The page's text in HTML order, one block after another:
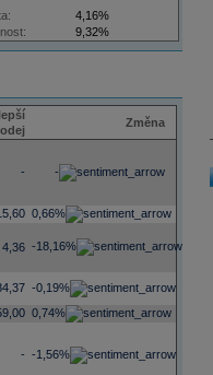
4,16%
9,32%
Změna
- -
0,66%
4,36 -18,16%
-0,19%
0,74%
- -1,56%